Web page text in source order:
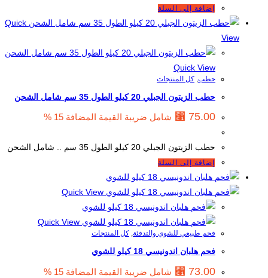
إضافة إلى السلة
Quick
View
Quick View
حطب,كل المنتجات
حطب الزيتون الجبلي 20 كيلو الطول 35 سم شامل الشحن
⃁75.00 شامل ضريبة القيمة المضافة 15 %
حطب الزيتون الجبلي 20 كيلو الطول 35 سم .. شامل الشحن
إضافة إلى السلة
Quick View
Quick View
فحم طبيعي للشوي والتدفئة,كل المنتجات
فحم هلبان اندونيسي 18 كيلو للشوي
⃁73.00 شامل ضريبة القيمة المضافة 15 %